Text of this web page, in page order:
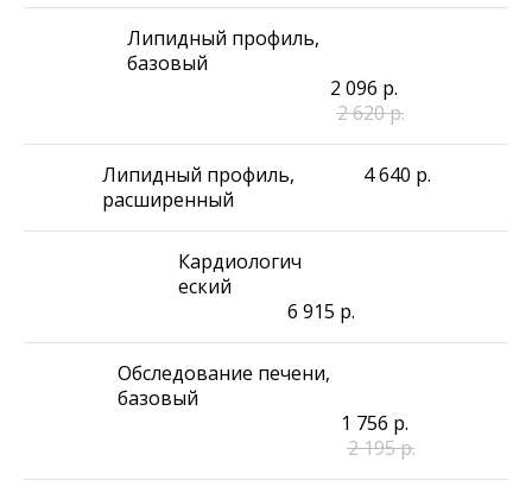
Липидный профиль,
базовый
2 096 р.
2 620р.
Липидный профиль,
расширенный
4 640 р.
Кардиологич
еский
6 915 р.
Обследование печени,
базовый
1 756 р.
2 195р.